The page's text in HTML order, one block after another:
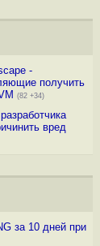
-
получить
(82 +34)
вред
за 10 дней при